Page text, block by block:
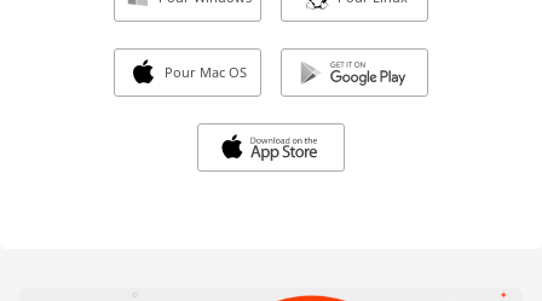
Pour Mac OS